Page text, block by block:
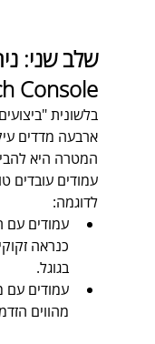
שלב שני:
Console
ארבעה מדדים
המטרה היא
עמודים עובדים
לדוגמה:
עמודים עם
כנראה
בגוגל.
מהווים